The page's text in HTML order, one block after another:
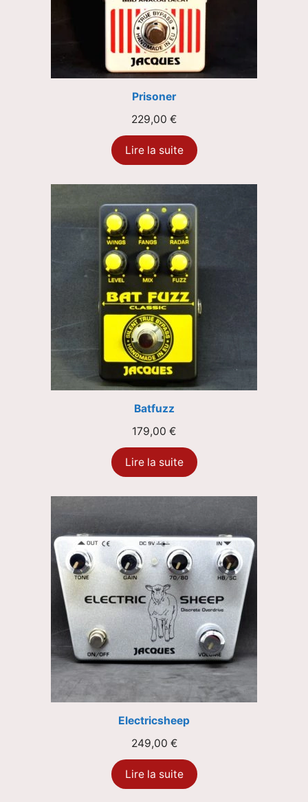
Prisoner
229,00 €
Lire la suite
Batfuzz
179,00 €
Lire la suite
Electricsheep
249,00 €
Lire la suite